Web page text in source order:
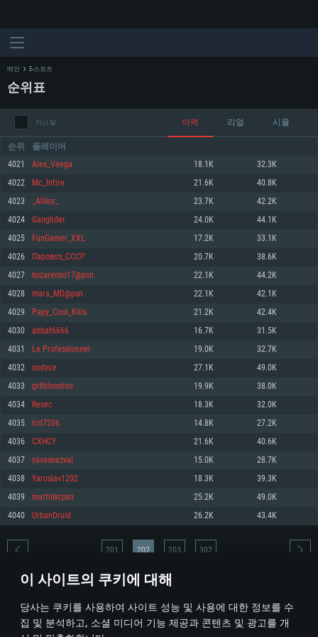
이 사이트의 쿠키에 대해
당사는 쿠키를 사용하여 사이트 성능 및 사용에 대한 정보를 수
집 및 분석하고, 소셜 미디어 기능 제공과 콘텐츠 및 광고를 개
시스템 요구사항
최소사양
운영체제: Windows 10 (64 bit)
프로세서: 2.2 GHz 듀얼코어 이상
메모리: 4GB
그래픽 카드: DirectX 11 이상을 지원하는 AMD Radeon 77XX / NVIDIA
GeForce GT 660. 최소 사양 해상도: 720p
네트워크: 브로드밴드 인터넷
여유 저장 공간: 22.1 GB (최소 클라이언트)
권장 사양
570 혹은 그 이상
여유 저장 공간: 62.2 GB (전체 클라이언트)
최소사양
운영체제: Mac OS Big Sur 11.0
프로세서: 최소 2.2 GHz의 Core i5 (Intel Xeon 은 지원하지 않습니다)
메모리: 6 GB
그래픽 카드: Metal 을 지원하는 Intel Iris Pro 5200 (Mac), 혹은 이와 비슷한 성
능을 가지는 Mac 버전의 AMD/Nvidia. 최소 해상도: 720p
네트워크: 브로드밴드 인터넷
여유 저장 공간: 22.1 GB (최소 클라이언트)
권장 사양
네트워크: 브로드밴드 인터넷
여유 저장 공간: 62.2 GB (전체 클라이언트)
최소사양
운영체제: 64bit Linux 중 최신 버전
프로세서: 2.4 GHz 듀얼코어
메모리: 4 GB
그래픽 카드: Vulkan 을 지원하고, 최신 그래픽 드라이버를 지원하는 NVIDIA
660 (6개월 미만) 혹은 그와 동급의 성능을 가지며 최신 그래픽 드라이버를 지
원하는 AMD (6개월 미만; 최소사양 지원 해상도 720p)
네트워크: 브로드밴드 인터넷
여유 저장 공간: 22.1 GB (최소 클라이언트)
권장 사양
운영체제: Ubuntu 20.04 64bit
프로세서: Intel Core i7
메모리: 16 GB
그래픽 카드: Vulkan 을 지원하고, 최신 그래픽 드라이버를 지원하는 NVIDIA
1060 (6개월 미만) 혹은 그와 동급의 성능을 가지며 최신 그래픽 드라이버를
지원하는 AMD RX 570 (6개월 미만; 최소사양 지원 해상도 720p) 이상
여유 저장 공간: 62.2 GB (전체 클라이언트)
메인 E-스포츠
순위표
지난 달 아케 리얼 시뮬
순위 플레이어
4021 Alex_Veega 18.1K 32.3K
4022 Mc_Intire 21.6K 40.8K
4023 _Alikor_ 23.7K 42.2K
4024 Ganglider 24.0K 44.1K
4025 FunGamer_XXL 17.2K 33.1K
4026 Паровоз_СССР 20.7K 38.6K
4027 kozarenko17@psn 22.1K 44.2K
4028 mara_MD@psn 22.1K 42.1K
4029 Papy_Cool_Kills 21.2K 42.4K
4030 abbat6666 16.7K 31.5K
4031 Le Professionnel 19.0K 32.7K
4032 nodyce 27.1K 49.0K
4033 gr8blondino 19.9K 38.0K
4034 Rexec 18.3K 32.0K
4035 lcd7206 14.8K 27.2K
4036 CXHCY 21.6K 40.6K
4037 yavasnezval 15.0K 28.7K
4038 Yaroslav1202 18.3K 39.3K
4039 martinkrpan 25.2K 49.0K
4040 UrbanDruid 26.2K 43.4K
* 순위표는 매일 1회 갱신됩니다
201 202 203 302